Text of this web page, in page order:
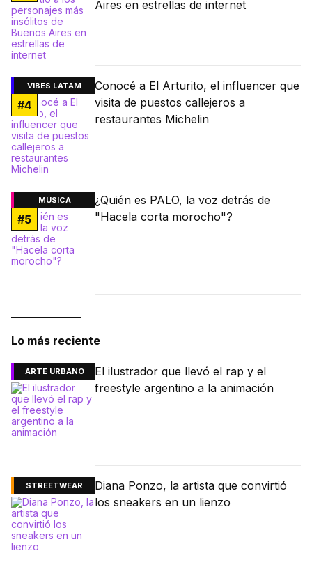
Aires en estrellas de internet
VIBES LATAM
#4
Conocé a El Arturito, el influencer que
visita de puestos callejeros a
restaurantes Michelin
MÚSICA
#5
¿Quién es PALO, la voz detrás de
"Hacela corta morocho"?
Lo más reciente
ARTE URBANO
El ilustrador que llevó el rap y el
freestyle argentino a la animación
STREETWEAR
Diana Ponzo, la artista que convirtió
los sneakers en un lienzo